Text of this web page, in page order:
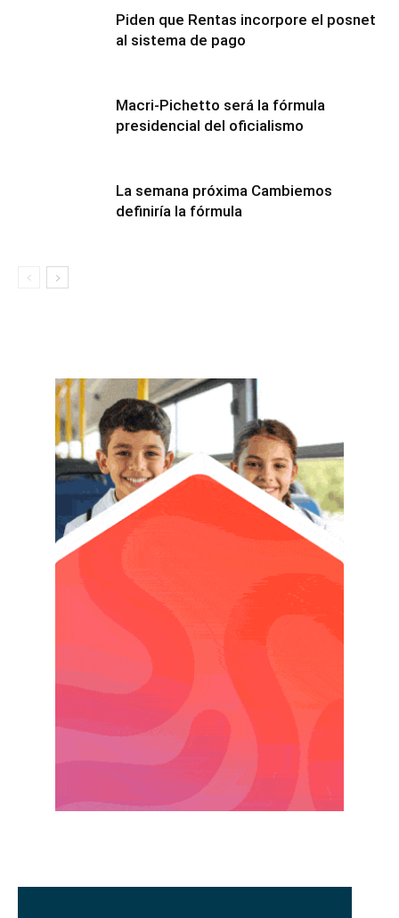
Piden que Rentas incorpore el posnet
al sistema de pago
Macri-Pichetto será la fórmula
presidencial del oficialismo
La semana próxima Cambiemos
definiría la fórmula